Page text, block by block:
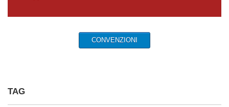
CONVENZIONI
TAG